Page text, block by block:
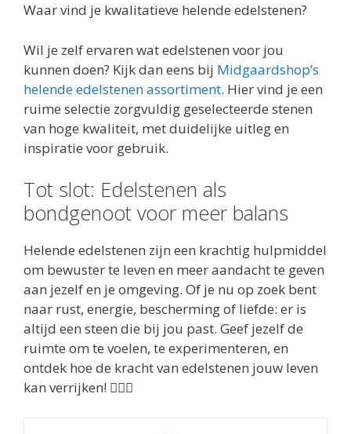
Waar vind je kwalitatieve helende edelstenen?
Wil je zelf ervaren wat edelstenen voor jou
kunnen doen? Kijk dan eens bij Midgaardshop’s
helende edelstenen assortiment. Hier vind je een
ruime selectie zorgvuldig geselecteerde stenen
van hoge kwaliteit, met duidelijke uitleg en
inspiratie voor gebruik.
Tot slot: Edelstenen als
bondgenoot voor meer balans
Helende edelstenen zijn een krachtig hulpmiddel
om bewuster te leven en meer aandacht te geven
aan jezelf en je omgeving. Of je nu op zoek bent
naar rust, energie, bescherming of liefde: er is
altijd een steen die bij jou past. Geef jezelf de
ruimte om te voelen, te experimenteren, en
ontdek hoe de kracht van edelstenen jouw leven
kan verrijken! 🧘‍♂️✨